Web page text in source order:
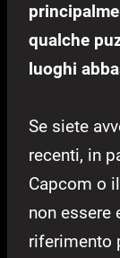
qualche
luoghi
Se siete
recenti, in
Capcom o
non essere
riferimento